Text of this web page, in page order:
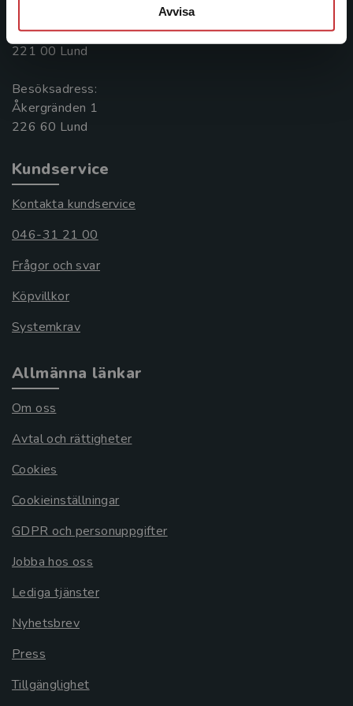
Avvisa
Box 141
221 00 Lund
Besöksadress:
Åkergränden 1
Kundservice
Kontakta kundservice
046-31 21 00
Frågor och svar
Köpvillkor
Systemkrav
Allmänna länkar
Om oss
Avtal och rättigheter
Cookies
Cookieinställningar
GDPR och personuppgifter
Jobba hos oss
Lediga tjänster
Nyhetsbrev
Press
Tillgänglighet